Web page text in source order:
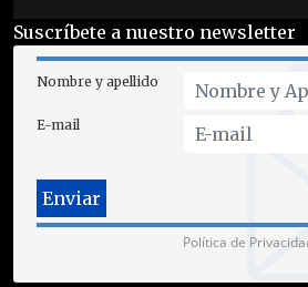
Suscríbete a nuestro newsletter
Nombre y apellido
E-mail
Política de